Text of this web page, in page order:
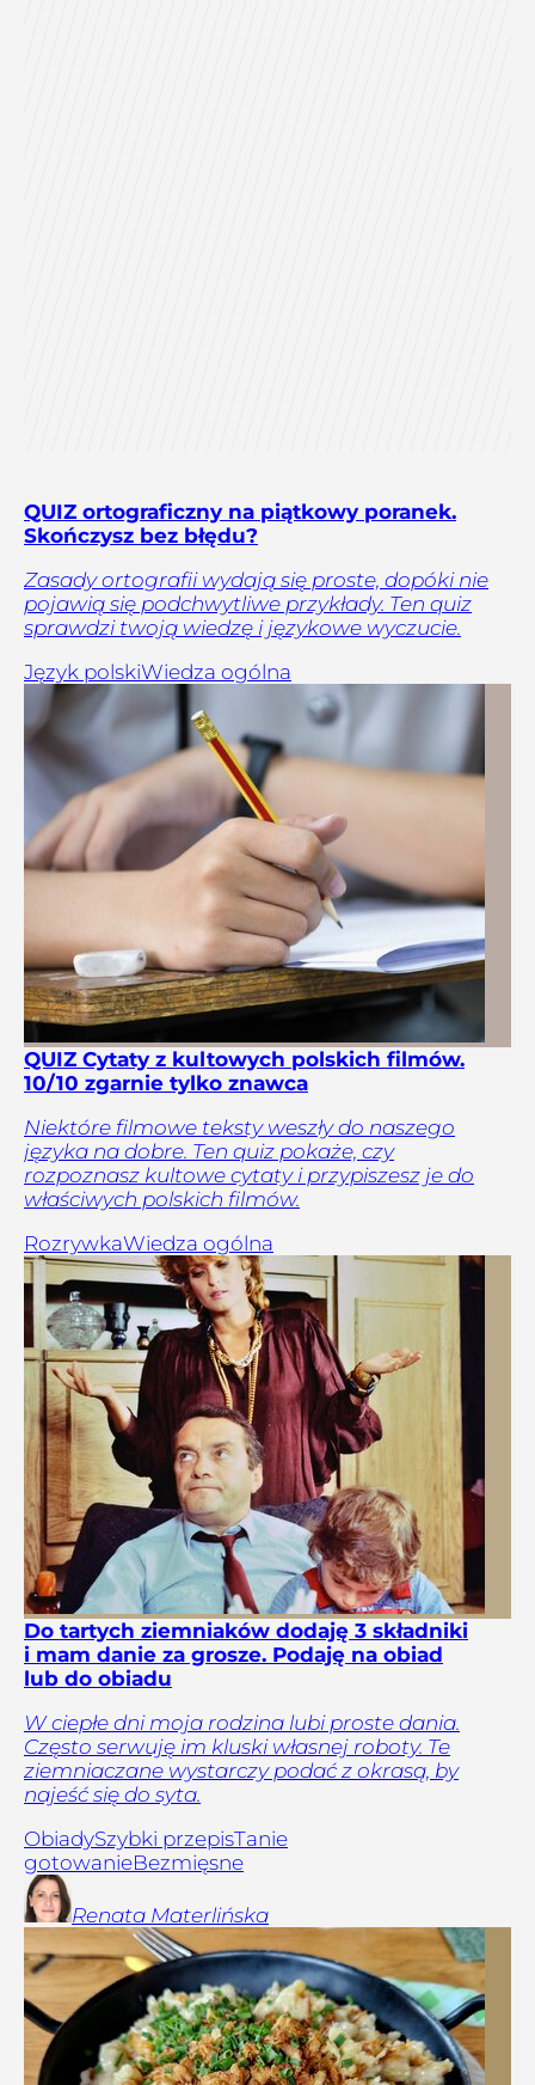
QUIZ ortograficzny na piątkowy poranek.
Skończysz bez błędu?
Zasady ortografii wydają się proste, dopóki nie
pojawią się podchwytliwe przykłady. Ten quiz
sprawdzi twoją wiedzę i językowe wyczucie.
Język polskiWiedza ogólna
QUIZ Cytaty z kultowych polskich filmów.
10/10 zgarnie tylko znawca
Niektóre filmowe teksty weszły do naszego
języka na dobre. Ten quiz pokaże, czy
rozpoznasz kultowe cytaty i przypiszesz je do
właściwych polskich filmów.
RozrywkaWiedza ogólna
Do tartych ziemniaków dodaję 3 składniki
i mam danie za grosze. Podaję na obiad
lub do obiadu
W ciepłe dni moja rodzina lubi proste dania.
Często serwuję im kluski własnej roboty. Te
ziemniaczane wystarczy podać z okrasą, by
najeść się do syta.
ObiadySzybki przepisTanie
gotowanieBezmięsne
Renata Materlińska